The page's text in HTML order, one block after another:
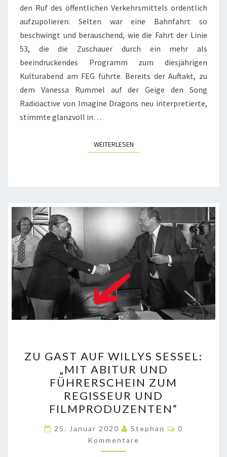
den Ruf des öffentlichen Verkehrsmittels ordentlich
aufzupolieren: Selten war eine Bahnfahrt so
beschwingt und berauschend, wie die Fahrt der Linie
53, die die Zuschauer durch ein mehr als
beeindruckendes Programm zum diesjährigen
Kulturabend am FEG führte. Bereits der Auftakt, zu
dem Vanessa Rummel auf der Geige den Song
Radioactive von Imagine Dragons neu interpretierte,
stimmte glanzvoll in…
WEITERLESENWEITERLESEN
GAST
AUF
WILLYS
SESSEL:
„MIT
ABITUR
UND
ZU GAST AUF WILLYS SESSEL:
„MIT ABITUR UND
FÜHRERSCHEIN ZUM
REGISSEUR UND
FILMPRODUZENTEN“
25. Januar 2020 Stephan Kommentare
0
Kommentare